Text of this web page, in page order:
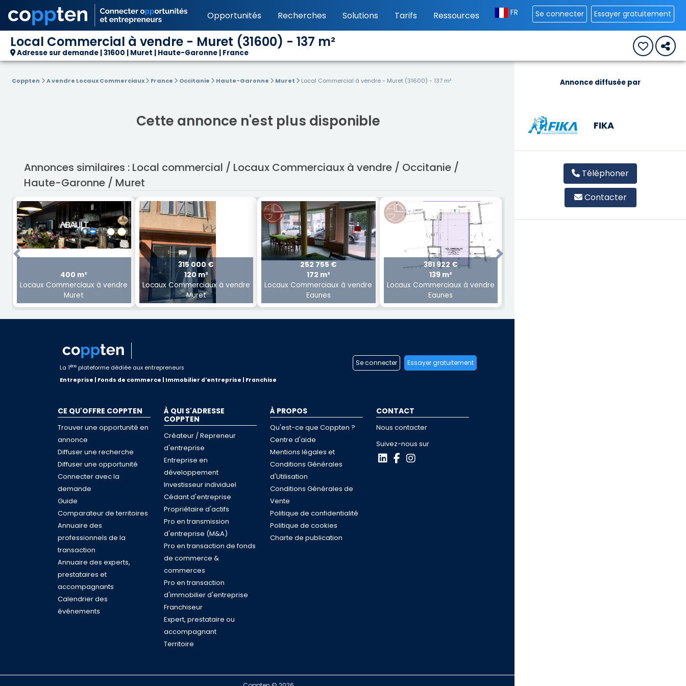
Opportunités Recherches Solutions Tarifs Ressources FR Se connecter Essayer gratuitement
Local Commercial à vendre - Muret (31600) - 137 m²
Adresse sur demande | 31600 | Muret | Haute-Garonne | France
Coppten A vendre Locaux Commerciaux France Occitanie Haute-Garonne Muret Local Commercial à vendre - Muret (31600) - 137 m²
Cette annonce n'est plus disponible
Annonces similaires : Local commercial / Locaux Commerciaux à vendre / Occitanie /
Haute-Garonne / Muret
400 m²
Locaux Commerciaux à vendre
Muret
315 000 €
120 m²
Locaux Commerciaux à vendre
Muret
252 755 €
172 m²
Locaux Commerciaux à vendre
Eaunes
381 922 €
139 m²
Locaux Commerciaux à vendre
Eaunes
Previous Next
Annonce diffusée par
FIKA
Téléphoner
Contacter
La 1ère plateforme dédiée aux entrepreneurs
Entreprise | Fonds de commerce | Immobilier d'entreprise | Franchise
Se connecter Essayer gratuitement
CE QU'OFFRE COPPTEN
Trouver une opportunité en
annonce
Diffuser une recherche
Diffuser une opportunité
Connecter avec la
demande
Guide
Comparateur de territoires
Annuaire des
professionnels de la
transaction
Annuaire des experts,
prestataires et
accompagnants
Calendrier des
événements
À QUI S'ADRESSE
COPPTEN
Créateur / Repreneur
d'entreprise
Entreprise en
développement
Investisseur individuel
Cédant d'entreprise
Propriétaire d'actifs
Pro en transmission
d'entreprise (M&A)
Pro en transaction de fonds
de commerce &
commerces
Pro en transaction
d'immobilier d'entreprise
Franchiseur
Expert, prestataire ou
accompagnant
Territoire
À PROPOS
Qu'est-ce que Coppten ?
Centre d'aide
Mentions légales et
Conditions Générales
d'Utilisation
Conditions Générales de
Vente
Politique de confidentialité
Politique de cookies
Charte de publication
CONTACT
Nous contacter
Suivez-nous sur